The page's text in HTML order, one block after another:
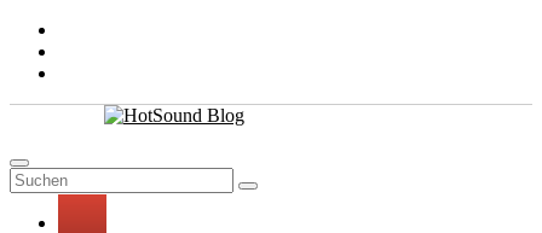
Zum
Inhalt
springen